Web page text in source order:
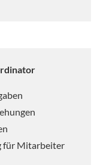
für Mitarbeiter